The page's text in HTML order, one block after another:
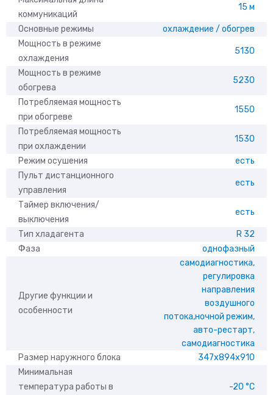
коммуникаций
15 м
Основные режимы
охлаждение / обогрев
Мощность в режиме
охлаждения
5130
Мощность в режиме
обогрева
5230
Потребляемая мощность
при обогреве
1550
Потребляемая мощность
при охлаждении
1530
Режим осушения
есть
Пульт дистанционного
управления
есть
Таймер включения/
выключения
есть
Тип хладагента
R 32
Фаза
однофазный
Другие функции и
особенности
самодиагностика,
регулировка
направления
воздушного
потока,ночной режим,
авто-рестарт,
самодиагностика
Размер наружного блока
347x894x910
Минимальная
температура работы в
-20 °С